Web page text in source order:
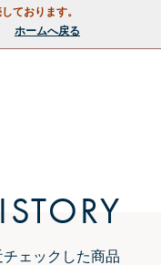
ております。
ホームへ戻る
チェックした商品